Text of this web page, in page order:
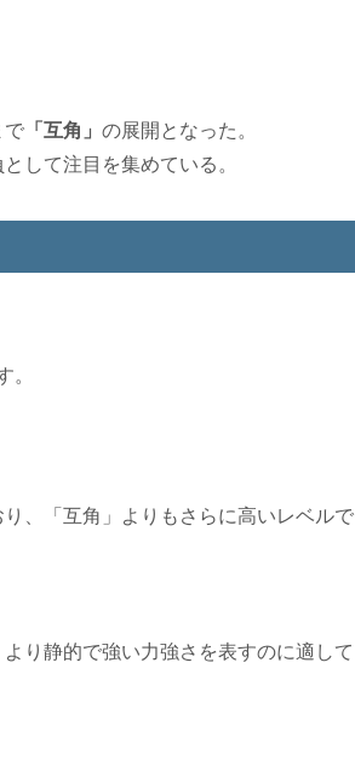
で 「互角」 の展開となった。
して注目を集めている。
。
、「互角」よりもさらに高いレベルで
り静的で強い力強さを表すのに適して